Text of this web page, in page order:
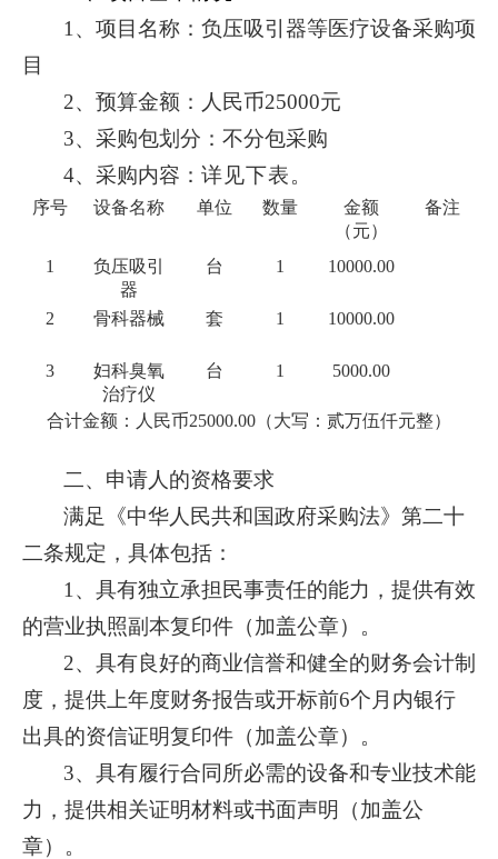
1、 项目名称 ： 负压吸引器等医疗设备采购项
目
2、 预算金额 ： 人民币25000元
3、采购包划分：不分包采购
4、 采购内容： 详见下表。
序号 设备名称 单位 数量
金额
（元）
备注
1
负压吸引
器
台 1 10000.00
2 骨科器械 套 1 10000.00
3
妇科臭氧
治疗仪
台 1 5000.00
合计金额：人民币25000.00（大写：贰万伍仟元整）
二、申请人的资格要求
满足《中华人民共和国政府采购法》第二十
二条规定，具体包括：
1、具有独立承担民事责任的能力，提供有效
的营业执照副本复印件（加盖公章）。
2、具有良好的商业信誉和健全的财务会计制
度，提供上年度财务报告或开标前6个月内银行
出具的资信证明复印件（加盖公章）。
3、具有履行合同所必需的设备和专业技术能
力，提供相关证明材料或书面声明（加盖公
章）。